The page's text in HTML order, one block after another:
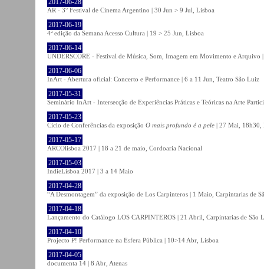
2017-06-28
AR - 3° Festival de Cinema Argentino | 30 Jun > 9 Jul, Lisboa
2017-06-19
4ª edição da Semana Acesso Cultura | 19 > 25 Jun, Lisboa
2017-06-14
UNDERSCORE - Festival de Música, Som, Imagem em Movimento e Arquivo
2017-06-06
InArt - Abertura oficial: Concerto e Performance | 6 a 11 Jun, Teatro São Luiz
2017-05-31
Seminário InArt - Intersecção de Experiências Práticas e Teóricas na Arte
2017-05-23
Ciclo de Conferências da exposição O mais profundo é a pele | 27 Mai, 18h30,
2017-05-17
ARCOlisboa 2017 | 18 a 21 de maio, Cordoaria Nacional
2017-05-03
IndieLisboa 2017 | 3 a 14 Maio
2017-04-28
“A Desmontagem” da exposição de Los Carpinteros | 1 Maio, Carpintarias de
2017-04-18
Lançamento do Catálogo LOS CARPINTEROS | 21 Abril, Carpintarias de São
2017-04-10
Projecto P! Performance na Esfera Pública | 10>14 Abr, Lisboa
2017-04-05
documenta 14 | 8 Abr, Atenas